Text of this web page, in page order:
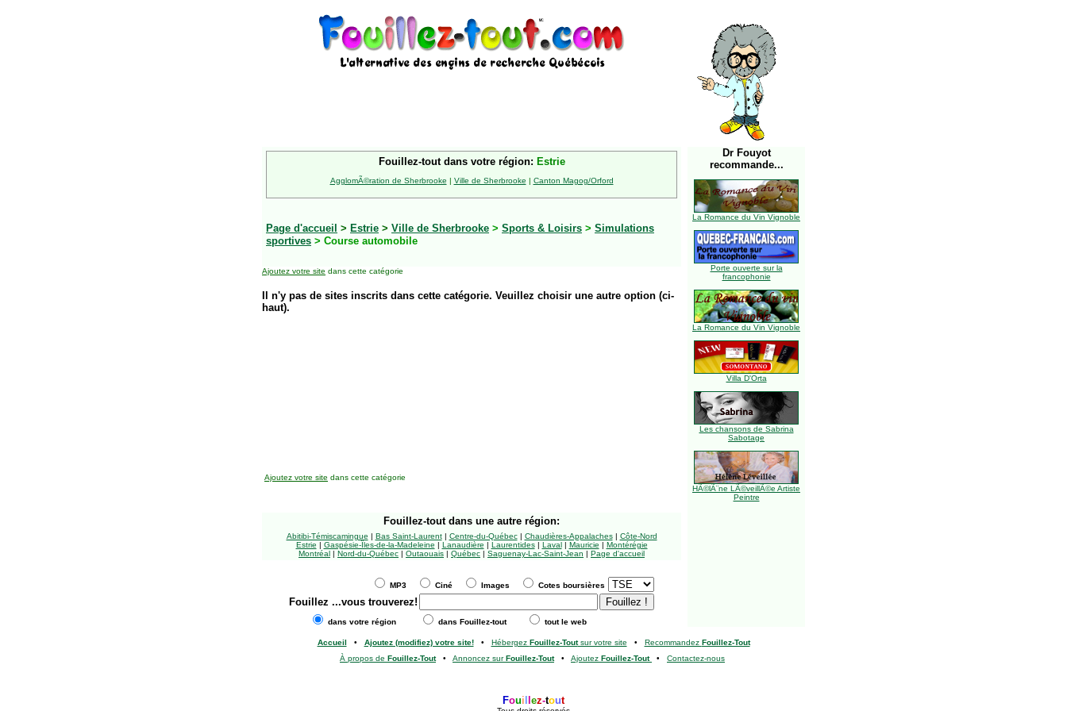
Fouillez-tout dans votre région: Estrie
AgglomÃ©ration de Sherbrooke | Ville de Sherbrooke | Canton Magog/Orford
Page d'accueil > Estrie > Ville de Sherbrooke > Sports & Loisirs > Simulations
sportives > Course automobile
Ajoutez votre site dans cette catégorie
Il n'y pas de sites inscrits dans cette catégorie. Veuillez choisir une autre option (ci-
haut).
Dr Fouyot
recommande...
La Romance du Vin Vignoble
Porte ouverte sur la
francophonie
La Romance du Vin Vignoble
Villa D'Orta
Les chansons de Sabrina
Sabotage
HÃ©lÃ¨ne LÃ©veillÃ©e Artiste
Peintre
Ajoutez votre site dans cette catégorie
Fouillez-tout dans une autre région:
Abitibi-Témiscamingue | Bas Saint-Laurent| Centre-du-Québec| Chaudières-Appalaches| Côte-Nord
Estrie | Gaspésie-Îles-de-la-Madeleine | Lanaudière | Laurentides| Laval| Mauricie | Montérégie
Montréal | Nord-du-Québec | Outaouais | Québec | Saguenay-Lac-Saint-Jean | Page d'accueil
MP3 Ciné Images Cotes boursières
Fouillez ...vous trouverez!
dans votre région dans Fouillez-tout tout le web
Accueil • Ajoutez (modifiez) votre site!• Hébergez Fouillez-Toutsur votre site • Recommandez Fouillez-Tout
À propos de Fouillez-Tout• Annoncez surFouillez-Tout• Ajoutez Fouillez-Tout • Contactez-nous
Foui ez-tout